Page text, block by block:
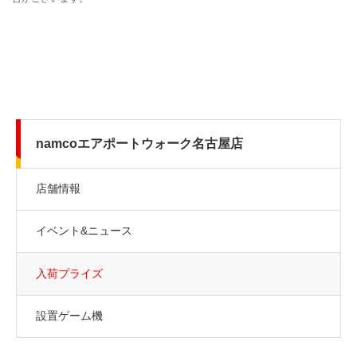
namcoエアポートウォーク名古屋店
店舗情報
イベント&ニュース
入荷プライズ
設置ゲーム機